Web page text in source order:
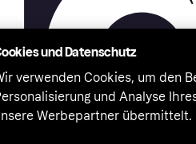
und Datenschutz
verwenden Cookies, um den
und Analyse
Werbepartner übermittelt.